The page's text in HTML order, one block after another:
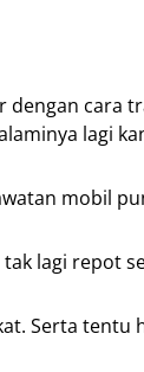
dengan
lagi
mobil
lagi repot
Serta tentu